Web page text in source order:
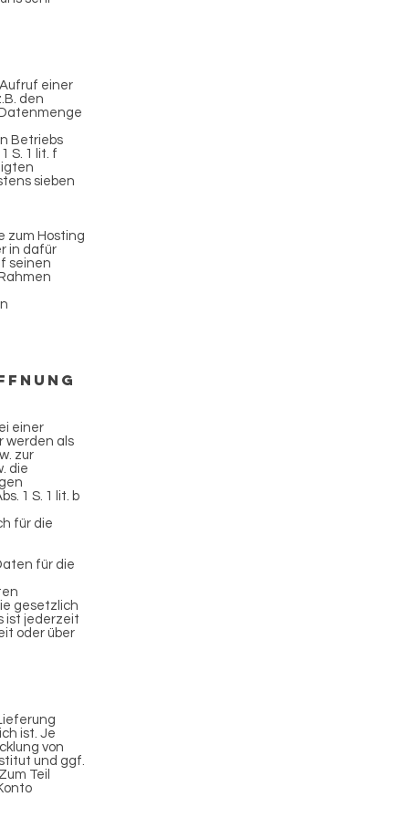
einer
den
Betriebs
S. 1 lit. f
sieben
zum Hosting
in dafür
seinen
einer
werden als
zur
die
1 S. 1 lit. b
für die
für die
gesetzlich
ist jederzeit
oder über
ist. Je
von
und ggf.
Teil